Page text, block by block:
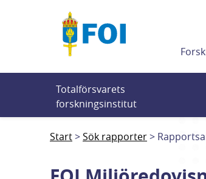
Totalförsvarets
forskningsinstitut
Start Sök rapporter